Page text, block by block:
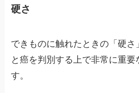
硬さ
できものに触れたときの「硬さ
と癌を判別する上で非常に重要
す。